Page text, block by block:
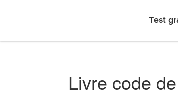
Test
Test gratuit du code
Livre code